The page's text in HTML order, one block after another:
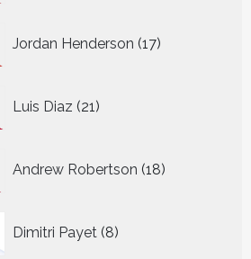
Jordan Henderson 17
producten
Luis Diaz 21
producten
Andrew Robertson 18
producten
Dimitri Payet 8
producten